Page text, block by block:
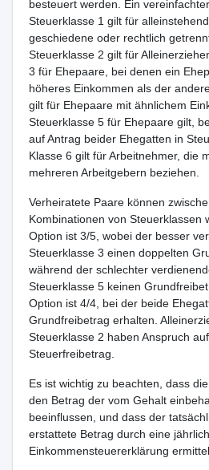
besteuert werden. Ein
Steuerklasse 1 gilt für
geschiedene oder rechtlich
Steuerklasse 2 gilt für
3 für Ehepaare, bei denen ein
höheres Einkommen als der
gilt für Ehepaare mit ähnlichem
Steuerklasse 5 für Ehepaare gilt,
auf Antrag beider Ehegatten in
Klasse 6 gilt für Arbeitnehmer, die
mehreren Arbeitgebern beziehen.
Verheiratete Paare können
Kombinationen von Steuerklassen
Option ist 3/5, wobei der besser
Steuerklasse 3 einen doppelten
während der schlechter
Steuerklasse 5 keinen
Option ist 4/4, bei der beide
Grundfreibetrag erhalten.
Steuerklasse 2 haben Anspruch
Steuerfreibetrag.
Es ist wichtig zu beachten, dass
den Betrag der vom Gehalt
beeinflussen, und dass der
erstattete Betrag durch eine
Einkommensteuererklärung